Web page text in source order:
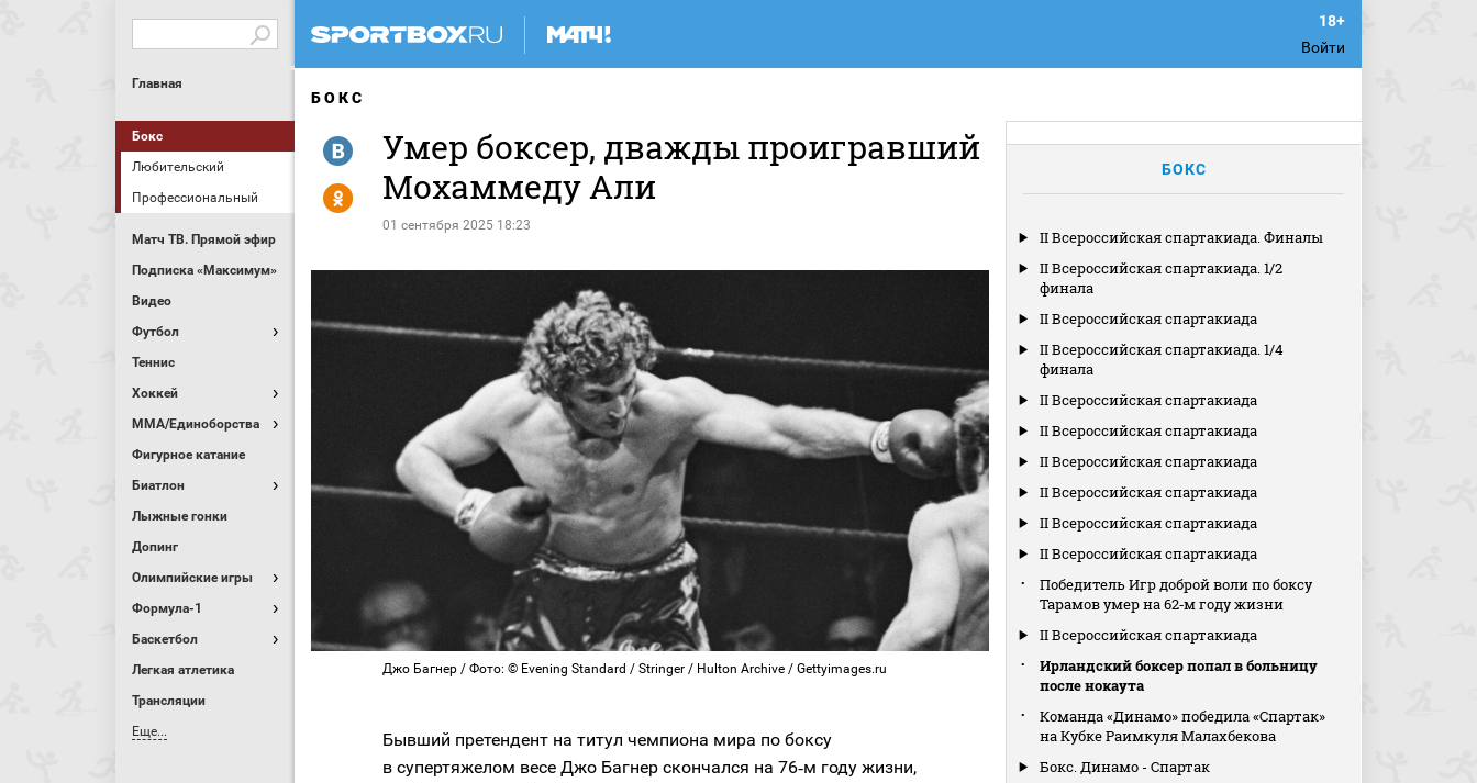
Войти
Главная
Бокс
Любительский
Профессиональный
Матч ТВ. Прямой эфир
Подписка «Максимум»
Видео
Футбол
Теннис
Хоккей
MMA/Единоборства
Фигурное катание
Биатлон
Лыжные гонки
Допинг
Олимпийские игры
Формула-1
Баскетбол
Легкая атлетика
Трансляции
Еще...
БОКС
Умер боксер, дважды проигравший
Мохаммеду Али
01 сентября 2025 18:23
R
Y
Джо Багнер / Фото: © Evening Standard / Stringer / Hulton Archive / Gettyimages.ru
Бывший претендент на титул чемпиона мира по боксу
в супертяжелом весе Джо Багнер скончался на 76‑м году жизни,
БОКС
II Всероссийская спартакиада. Финалы
II Всероссийская спартакиада. 1/2
финала
II Всероссийская спартакиада
II Всероссийская спартакиада. 1/4
финала
II Всероссийская спартакиада
II Всероссийская спартакиада
II Всероссийская спартакиада
II Всероссийская спартакиада
II Всероссийская спартакиада
II Всероссийская спартакиада
Победитель Игр доброй воли по боксу
Тарамов умер на 62‑м году жизни
II Всероссийская спартакиада
Ирландский боксер попал в больницу
после нокаута
Команда «Динамо» победила «Спартак»
на Кубке Раимкуля Малахбекова
Бокс. Динамо - Спартак